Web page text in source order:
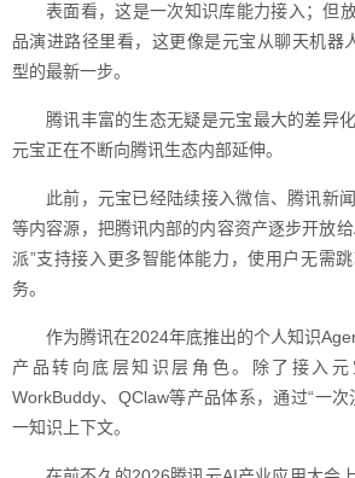
表面看，这是一次知识库能力接入；但
品演进路径里看，这更像是元宝从聊天机器
型的最新一步。
腾讯丰富的生态无疑是元宝最大的差异
元宝正在不断向腾讯生态内部延伸。
此前，元宝已经陆续接入微信、腾讯新
等内容源，把腾讯内部的内容资产逐步开放
派”支持接入更多智能体能力，使用户无需
务。
作为腾讯在2024年底推出的个人知识
产品转向底层知识层角色。除了接入
WorkBuddy、QClaw等产品体系，通过“一
一知识上下文。